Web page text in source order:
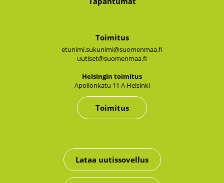
Toimitus
etunimi.sukunimi@suomenmaa.fi
uutiset@suomenmaa.fi
Hel­sin­gin toi­mi­tus
Apol­lon­ka­tu 11 A Hel­sin­ki
Toimitus
Lataa uutissovellus